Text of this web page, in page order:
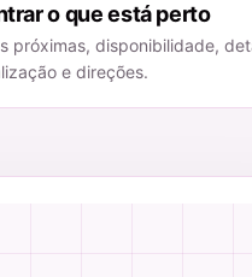
o que está perto
próximas, disponibilidade,
e direções.